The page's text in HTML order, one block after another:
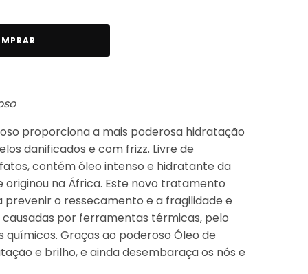
proporciona a mais poderosa hidratação
danificados e com frizz. Livre de
contém óleo intenso e hidratante da
originou na África. Este novo tratamento
prevenir o ressecamento e a fragilidade e
por ferramentas térmicas, pelo
Graças ao poderoso Óleo de
e brilho, e ainda desembaraça os nós e